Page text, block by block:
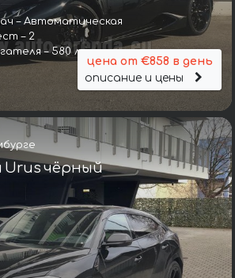
– Автоматическая
– 2
– 580 л. с.
цена от €858 в день
описание и цены
чёрный